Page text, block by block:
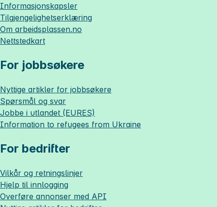
Informasjonskapsler
Tilgjengelighetserklæring
Om arbeidsplassen.no
Nettstedkart
For jobbsøkere
Nyttige artikler for jobbsøkere
Spørsmål og svar
Jobbe i utlandet (EURES)
Information to refugees from Ukraine
For bedrifter
Vilkår og retningslinjer
Hjelp til innlogging
Overføre annonser med API